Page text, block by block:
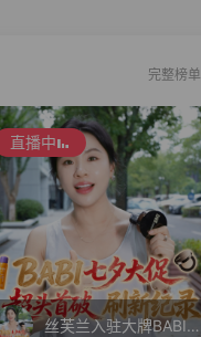
完整榜单
直播中
17Pro Max 24期免息